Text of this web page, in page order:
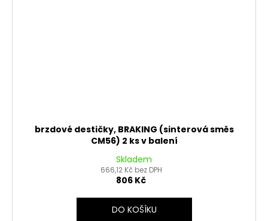
brzdové destičky, BRAKING (sinterová směs
CM56) 2 ks v balení
Skladem
666,12 Kč bez DPH
806 Kč
DO KOŠÍKU